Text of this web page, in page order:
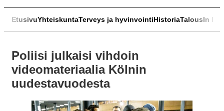
EtusivuYhteiskuntaTerveys ja hyvinvointiHistoriaTalousIn
Poliisi julkaisi vihdoin
videomateriaalia Kölnin
uudestavuodesta